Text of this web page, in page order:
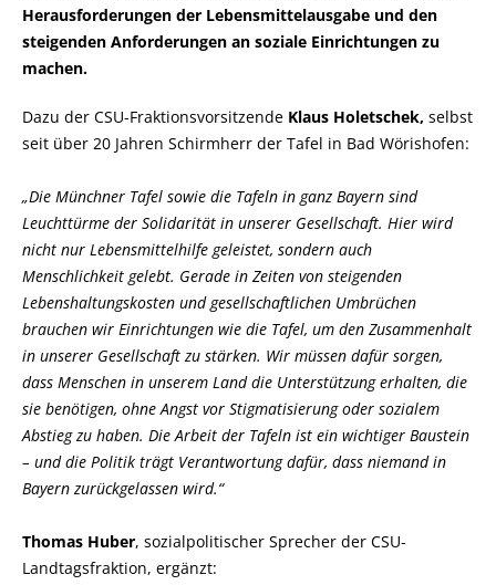
Herausforderungen der Lebensmittelausgabe und den
steigenden Anforderungen an soziale Einrichtungen zu
machen.
Dazu der CSU-Fraktionsvorsitzende Klaus Holetschek, selbst
seit über 20 Jahren Schirmherr der Tafel in Bad Wörishofen:
Die Münchner Tafel sowie die Tafeln in ganz Bayern sind
Leuchttürme der Solidarität in unserer Gesellschaft. Hier wird
nicht nur Lebensmittelhilfe geleistet, sondern auch
Menschlichkeit gelebt. Gerade in Zeiten von steigenden
Lebenshaltungskosten und gesellschaftlichen Umbrüchen
brauchen wir Einrichtungen wie die Tafel, um den Zusammenhalt
in unserer Gesellschaft zu stärken. Wir müssen dafür sorgen,
dass Menschen in unserem Land die Unterstützung erhalten, die
sie benötigen, ohne Angst vor Stigmatisierung oder sozialem
Abstieg zu haben. Die Arbeit der Tafeln ist ein wichtiger Baustein
– und die Politik trägt Verantwortung dafür, dass niemand in
Bayern zurückgelassen wird.“
Thomas Huber, sozialpolitischer Sprecher der CSU-
Landtagsfraktion, ergänzt: